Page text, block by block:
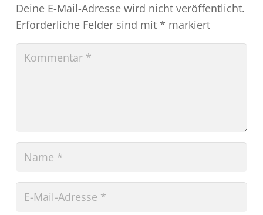
Deine E-Mail-Adresse wird nicht veröffentlicht.
Erforderliche Felder sind mit * markiert